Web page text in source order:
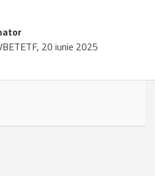
20 iunie 2025